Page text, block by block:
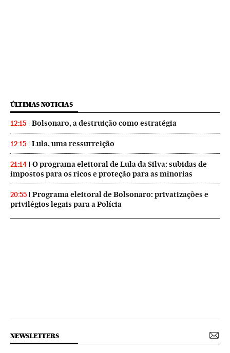
ÚLTIMAS NOTICIAS
12:15 Bolsonaro, a destruição como estratégia
12:15 Lula, uma ressurreição
21:14
O programa eleitoral de Lula da Silva: subidas de
impostos para os ricos e proteção para as minorias
20:55
Programa eleitoral de Bolsonaro: privatizações e
privilégios legais para a Polícia
NEWSLETTERS